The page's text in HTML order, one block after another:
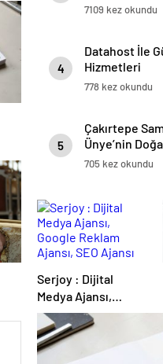
7109 kez okundu
4
Datahost İle
Hizmetleri
778 kez okundu
5
Çakırtepe
Ünye’nin
Eşsiz Seyir
705 kez okundu
Serjoy : Dijital
Medya Ajansı,
Google Reklam
Ajansı, SEO Ajansı
ve Web Tasarım